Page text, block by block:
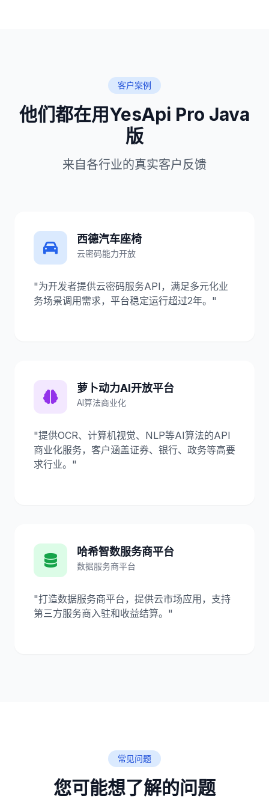
客户案例
他们都在用YesApi Pro Java
版
来自各行业的真实客户反馈
西德汽车座椅
云密码能力开放
"为开发者提供云密码服务API，满足多元化业
务场景调用需求，平台稳定运行超过2年。"
萝卜动力AI开放平台
AI算法商业化
"提供OCR、计算机视觉、NLP等AI算法的API
商业化服务，客户涵盖证券、银行、政务等高要
求行业。"
哈希智数服务商平台
数据服务商平台
"打造数据服务商平台，提供云市场应用，支持
第三方服务商入驻和收益结算。"
常见问题
您可能想了解的问题